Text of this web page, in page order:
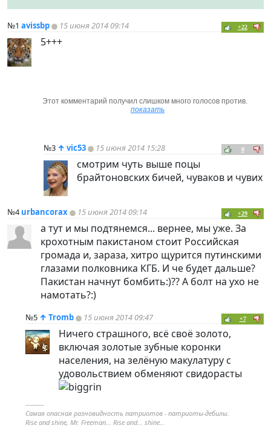
№1 avissbp 15 июня 2014 09:14 +22
5+++
Этот комментарий получил слишком много голосов против.
показать
№3 ↑ vic53 15 июня 2014 15:28 0
смотрим чуть выше поцы
брайтоновских бичей, чуваков и чувих
№4urbancorax 15 июня 2014 09:14 +29
а тут и мы подтянемся... вернее, мы уже. За
крохотным пакистаном стоит Российская
громада и, зараза, хитро щурится путинскими
глазами полковника КГБ. И че будет дальше?
Пакистан начнут бомбить:)?? А болт на ухо не
намотать?:)
№5 ↑ Tromb 15 июня 2014 09:47 +7
Ничего страшного, всё своё золото,
включая золотые зубные коронки
населения, на зелёную макулатуру с
удовольствием обменяют свидорасты
----------
Самая опасная разновидность патриотов - патриоты-дебилы.
Rise and shine, Mr. Freeman... Rise and... shine…